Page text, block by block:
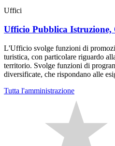
Uffici
Ufficio Pubblica Istruzione,
L'Ufficio svolge funzioni di
turistica, con particolare riguardo
territorio. Svolge funzioni di
diversificate, che rispondano alle
Tutta l'amministrazione